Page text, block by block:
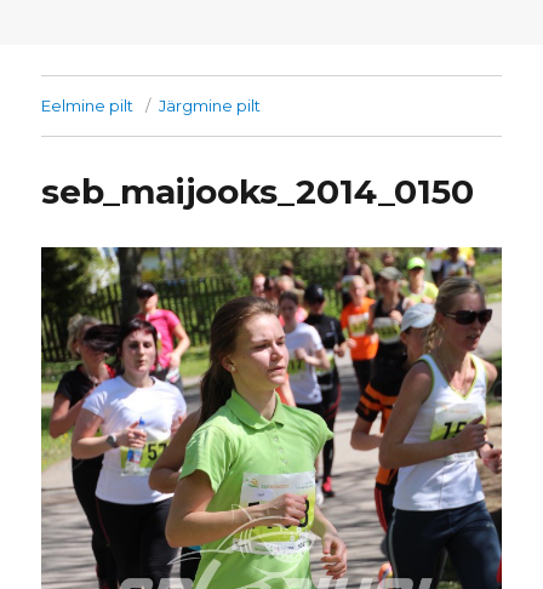
Eelmine pilt Järgmine pilt
seb_maijooks_2014_0150